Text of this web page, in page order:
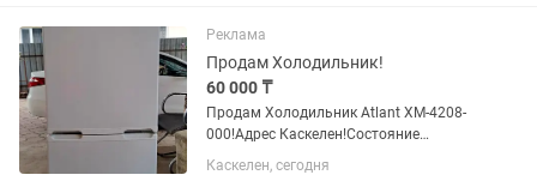
Реклама
Продам Холодильник!
60 000 ₸
Продам Холодильник Atlant XM-4208-
000!Адрес Каскелен!Состояние
отличный!Ширина 54.5 см Глубина 57.2
см Высота 142.5 см Вес 50.0 кг Объем
Каскелен, сегодня